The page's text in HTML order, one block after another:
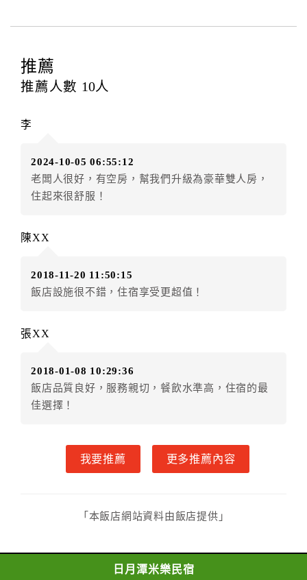
本契約之房價經雙方合意，依網路售價計費（含稅
金及服務費），乙方除提供住宿外，尚包括（依預訂專
第四條（入住、退房時間）
甲、乙雙方同意本契約之付款方式依乙方提供方
式。
第六條（定金或預收房價總金額之收取）
房費50%為定金
甲方解約時，應通知乙方，並得要求乙方依下列標
準返還已繳之定金金額：
二、甲方解約通知於預定住宿日前第十日至第十三日到
三、甲方解約通知於預定住宿日前第七日至第九日到達
者，得請求乙方退還已付定金百分之五十。
四、甲方解約通知於預定住宿日前第四日至第六日到達
者，得請求乙方退還已付定金百分之三十。
六、甲方解約通知於預定住宿日前第一日到達者，得請
七、甲方解約通知於預定住宿日當日到達或未為解約通
一、甲方解約通知於預定住宿日當日前到達者，得請求
推薦
推薦人數 10人
李
2024-10-05 06:55:12
老闆人很好，有空房，幫我們升級為豪華雙人房，
住起來很舒服！
陳XX
2018-11-20 11:50:15
飯店設施很不錯，住宿享受更超值！
張XX
2018-01-08 10:29:36
飯店品質良好，服務親切，餐飲水準高，住宿的最
佳選擇！
我要推薦 更多推薦內容
「本飯店網站資料由飯店提供」
日月潭米樂民宿